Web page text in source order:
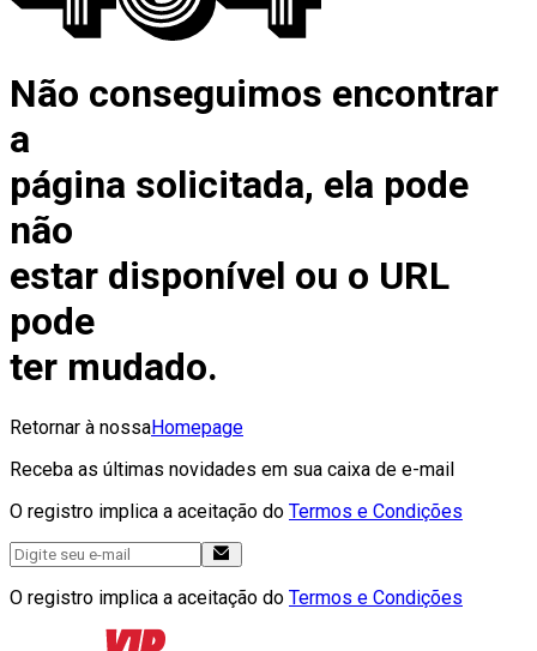
Não conseguimos encontrar
a
página solicitada, ela pode
não
estar disponível ou o URL
pode
ter mudado.
Retornar à nossaHomepage
Receba as últimas novidades em sua caixa de e-mail
O registro implica a aceitação do Termos e Condições
O registro implica a aceitação do Termos e Condições